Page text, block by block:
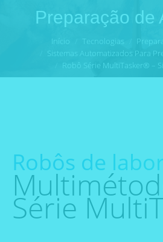
Preparação de
Você está
Início Tecnologias
Sistemas Automatizados Para
Robô Série MultiTasker® –
Robôs de
Série